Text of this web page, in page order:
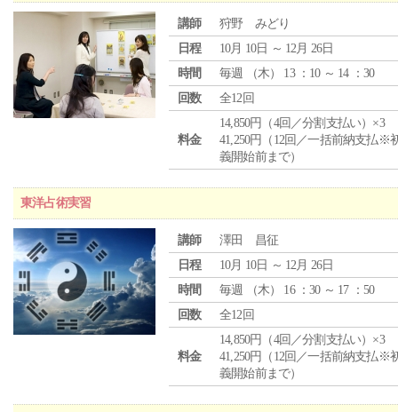
講師
狩野 みどり
日程
10月 10日 ～ 12月 26日
時間
毎週 （木） 13 ：10 ～ 14 ：30
回数
全12回
料金
14,850円（4回／分割支払い）×3
41,250円（12回／一括前納支払※
義開始前まで）
東洋占術実習
講師
澤田 昌征
日程
10月 10日 ～ 12月 26日
時間
毎週 （木） 16 ：30 ～ 17 ：50
回数
全12回
料金
14,850円（4回／分割支払い）×3
41,250円（12回／一括前納支払※
義開始前まで）